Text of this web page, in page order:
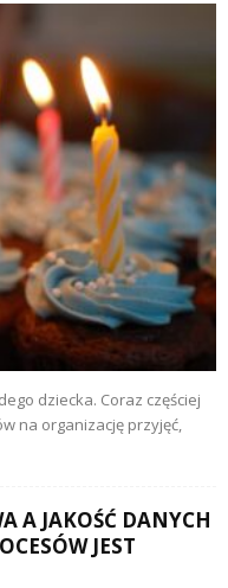
dziecka. Coraz częściej
na organizację przyjęć,
A JAKOŚĆ DANYCH
JEST